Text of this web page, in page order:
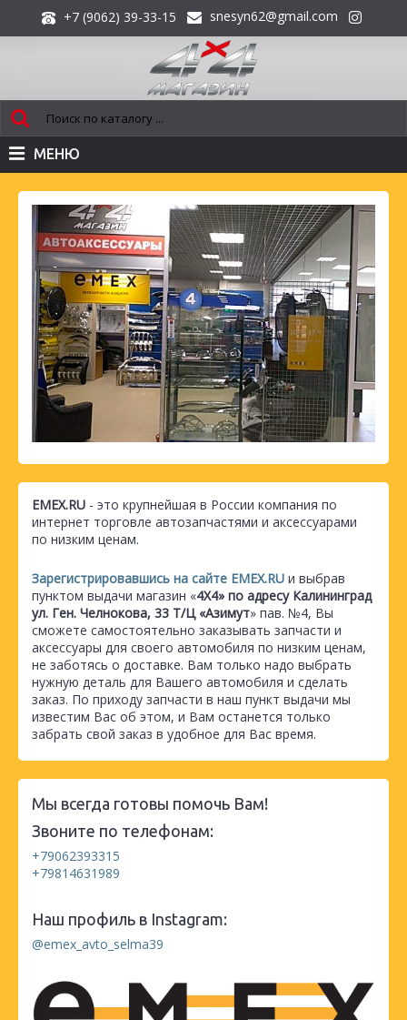
+7 (9062) 39-33-15 snesyn62@gmail.com
МЕНЮ
EMEX.RU - это крупнейшая в России компания по
интернет торговле автозапчастями и аксессуарами
по низким ценам.
Зарегистрировавшись на сайте EMEX.RU и выбрав
пунктом выдачи магазин «4Х4» по адресу Калининград
ул. Ген. Челнокова, 33 Т/Ц «Азимут» пав. №4, Вы
сможете самостоятельно заказывать запчасти и
аксессуары для своего автомобиля по низким ценам,
не заботясь о доставке. Вам только надо выбрать
нужную деталь для Вашего автомобиля и сделать
заказ. По приходу запчасти в наш пункт выдачи мы
известим Вас об этом, и Вам останется только
забрать свой заказ в удобное для Вас время.
Мы всегда готовы помочь Вам!
Звоните по телефонам:
+79062393315
+79814631989
Наш профиль в Instagram:
@emex_avto_selma39